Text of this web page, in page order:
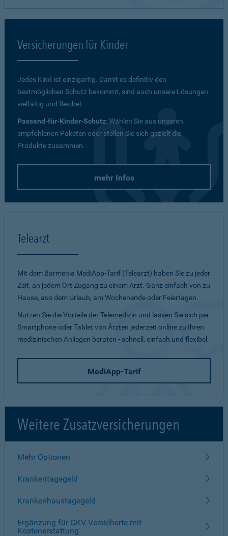
Versicherungen für Kinder
Jedes Kind ist einzigartig. Damit es definitiv den
bestmöglichen Schutz bekommt, sind auch unsere Lösungen
vielfältig und flexibel.
Passend-für-Kinder-Schutz: Wählen Sie aus unseren
empfohlenen Paketen oder stellen Sie sich gezielt die
Produkte zusammen.
mehr Infos
Telearzt
Mit dem Barmenia MediApp-Tarif (Telearzt) haben Sie zu jeder
Zeit, an jedem Ort Zugang zu einem Arzt. Ganz einfach von zu
Hause, aus dem Urlaub, am Wochenende oder Feiertagen.
Nutzen Sie die Vorteile der Telemedizin und lassen Sie sich per
Smartphone oder Tablet von Ärzten jederzeit online zu Ihren
medizinischen Anliegen beraten - schnell, einfach und flexibel.
MediApp-Tarif
Weitere Zusatzversicherungen
Mehr Optionen
Krankentagegeld
Krankenhaustagegeld
Ergänzung für GKV-Versicherte mit
Kostenerstattung